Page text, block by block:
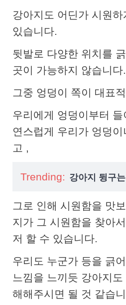
강아지도 어딘가 시원
있습니다.
뒷발로 다양한 위치를
곳이 가능하지 않습니다.
그중 엉덩이 쪽이 대표
우리에게 엉덩이부터
연스럽게 우리가 엉덩
고 ,
Trending: 강아지 뒹구
그로 인해 시원함을 맛
지가 그 시원함을 찾아
저 할 수 있습니다.
우리도 누군가 등을 긁
느낌을 느끼듯 강아지
해해주시면 될 것 같습